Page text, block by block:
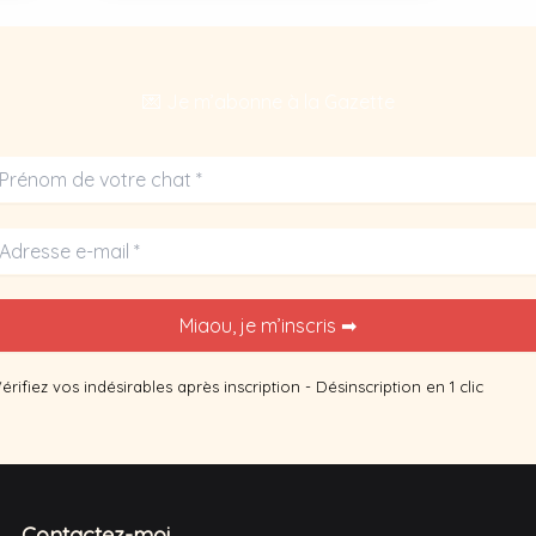
vos indésirables après inscription - Désinscription en 1 clic